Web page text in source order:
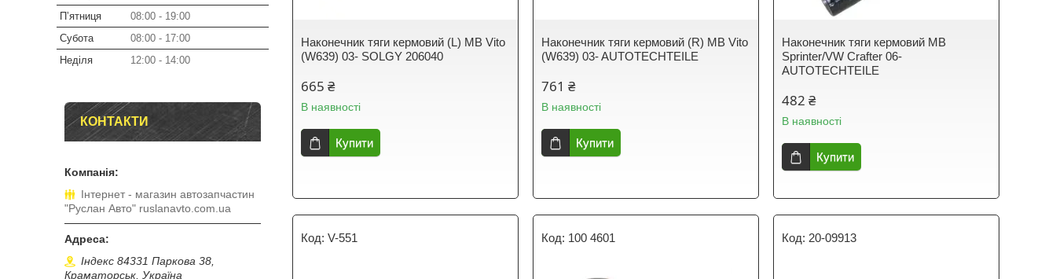
Наконечник тяги кермовий (L) MB Vito
(W639) 03- SOLGY 206040
665 ₴
В наявності
Купити
Наконечник тяги кермовий (R) MB Vito
(W639) 03- AUTOTECHTEILE
761 ₴
В наявності
Купити
Наконечник тяги кермовий MB
Sprinter/VW Crafter 06-
AUTOTECHTEILE
482 ₴
В наявності
Купити
V-551 100 4601 20-09913
Пʼятниця
08:00
19:00
Субота
08:00
17:00
Неділя
12:00 14:00
КОНТАКТИ
Інтернет - магазин автозапчастин
"Руслан Авто" ruslanavto.com.ua
Індекс 84331 Паркова 38,
Краматорськ, Україна